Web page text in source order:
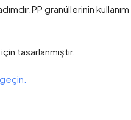
granüllerinin kullanım
tasarlanmıştır.